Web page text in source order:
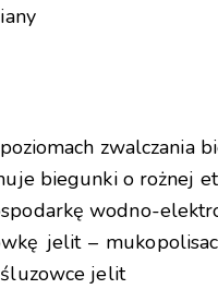
zwalczania
biegunki o rożnej
wodno-
jelit –
jelit